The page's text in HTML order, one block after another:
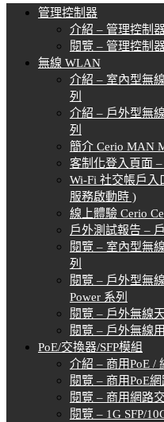
管理控制器
介紹 – 管理控制
閱覽 – 管理控制
無線 WLAN
介紹 – 室內型無
列
介紹 – 戶外型無
列
簡介 Cerio MAN
客制化登入頁面
Wi-Fi 社交帳戶入
服務啟動時 )
線上體驗 Cerio
戶外測試報告 –
閱覽 – 室內型無
列
閱覽 – 戶外型無
Power 系列
閱覽 – 戶外無線
閱覽 – 戶外無線
PoE/交換器/SFP模組
介紹 – 商用PoE /
閱覽 – 商用PoE
閱覽 – 商用網路
閱覽 – 1G SFP/